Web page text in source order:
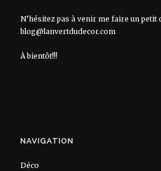
N’hésitez pas à venir me faire un petit
blog@lanvertdudecor.com
À bientôt!!!
NAVIGATION
Déco